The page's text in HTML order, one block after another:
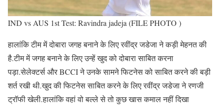
IND vs AUS 1st Test: Ravindra jadeja (FILE PHOTO )
हालांकि टीम में दोबारा जगह बनाने के लिए रवींद्र जडेजा ने कड़ी मेहनत की
है.टीम में जगह बनाने के लिए उन्हें खुद को दोबारा साबित करना
पड़ा.सेलेक्टर्स और BCCI ने उनके सामने फिटनेस को साबित करने की बड़ी
शर्त रखी थी.खुद की फिटनेस साबित करने के लिए रवींद्र जडेजा ने रणजी
ट्रॉफी खेली.हालांकि वहां वो बल्ले से तो कुछ खास कमाल नहीं दिखा